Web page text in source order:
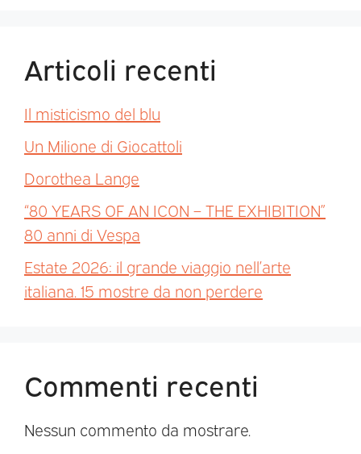
Articoli recenti
Il misticismo del blu
Un Milione di Giocattoli
Dorothea Lange
“80 YEARS OF AN ICON – THE EXHIBITION”
80 anni di Vespa
Estate 2026: il grande viaggio nell’arte
italiana. 15 mostre da non perdere
Commenti recenti
Nessun commento da mostrare.